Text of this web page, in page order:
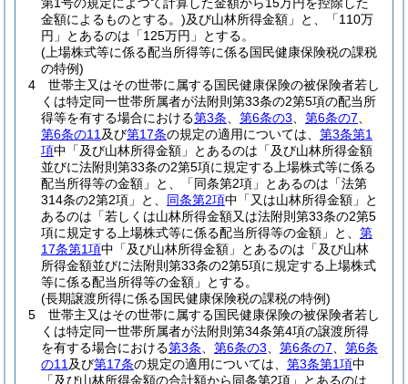
金額によるものとする。)及び山林所得金額」と、「110万
円」とあるのは「125万円」とする。
(上場株式等に係る配当所得等に係る国民健康保険税の課税
の特例)
4
世帯主又はその世帯に属する国民健康保険の被保険者若し
くは特定同一世帯所属者が法附則第33条の2第5項の配当所
得等を有する場合における第3条 第6条の3 第6条の7
第6条の11 及び第17条の規定の適用については、 第3条第1
項中「及び山林所得金額」とあるのは「及び山林所得金額
並びに法附則第33条の2第5項に規定する上場株式等に係る
配当所得等の金額」と、「同条第2項」とあるのは「法第
314条の2第2項」と、 同条第2項中「又は山林所得金額」と
あるのは「若しくは山林所得金額又は法附則第33条の2第5
項に規定する上場株式等に係る配当所得等の金額」と、 第
17条第1項中「及び山林所得金額」とあるのは「及び山林
所得金額並びに法附則第33条の2第5項に規定する上場株式
等に係る配当所得等の金額」とする。
(長期譲渡所得に係る国民健康保険税の課税の特例)
5
世帯主又はその世帯に属する国民健康保険の被保険者若し
くは特定同一世帯所属者が法附則第34条第4項の譲渡所得
を有する場合における第3条 第6条の3 第6条の7
第6条
の11 及び第17条の規定の適用については、 第3条第1項中
「及び山林所得金額の合計額から同条第2項」とあるのは